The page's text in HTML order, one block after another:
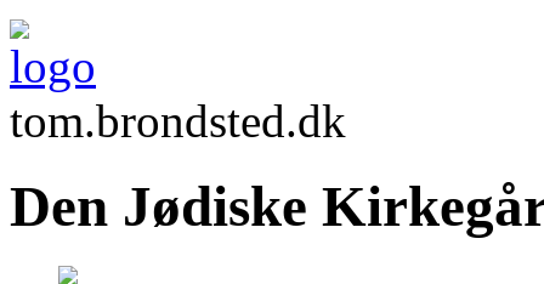
tom.brondsted.dk
Den Jødiske